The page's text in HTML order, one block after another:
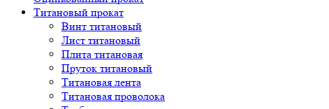
Титановый прокат
Винт титановый
Лист титановый
Плита титановая
Пруток титановый
Титановая лента
Титановая проволока